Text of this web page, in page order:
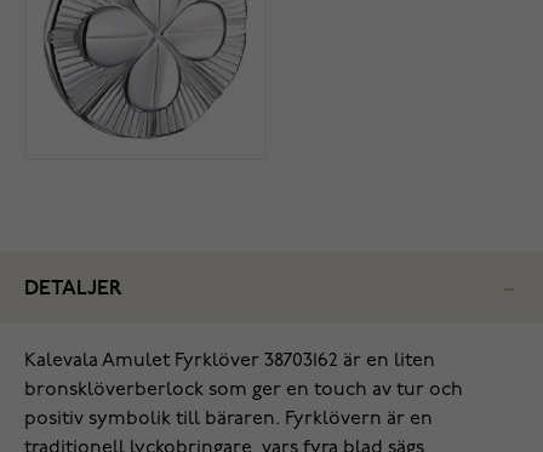
DETALJER
Kalevala Amulet Fyrklöver 38703162 är en liten
bronsklöverberlock som ger en touch av tur och
positiv symbolik till bäraren. Fyrklövern är en